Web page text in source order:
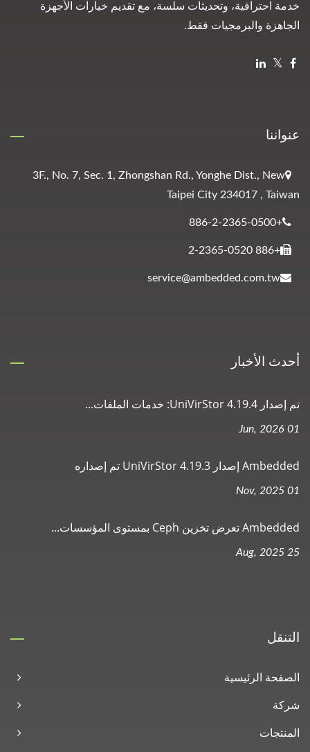
خدمة احترافية، وتحديثات سلسة، مع تقديم خيارات الأجهزة
الجاهزة والبرمجيات فقط.
عنواننا
3F., No. 7, Sec. 1, Zhongshan Rd., Yonghe Dist., New
Taipei City 234017 , Taiwan
+886-2-2365-0500
+886 2-2365-0520
service@ambedded.com.tw
أحدث الأخبار
تم إصدار UniVirStor 4.19.4: خدمات الملفات...
01 Jun, 2026
Ambedded إصدار UniVirStor 4.19.3 تم إصداره
01 Nov, 2025
Ambedded تعرض تخزين Ceph بمستوى المؤسسات...
25 Aug, 2025
التنقل
الصفحة الرئيسية
شركة
المنتجات